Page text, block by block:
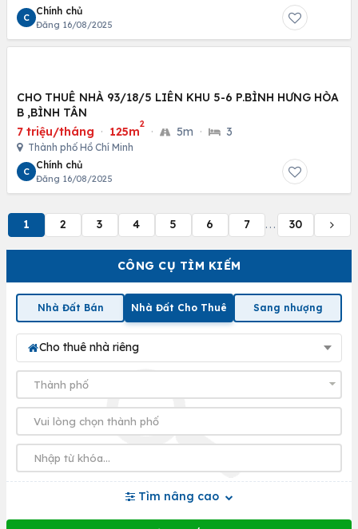
CÔNG CỤ TÌM KIẾM
Nhà Đất Bán Nhà Đất Cho Thuê Sang nhượng
Cho thuê nhà riêng
Tìm nâng cao
C
Chính chủ
Đăng 16/08/2025
CHO THUÊ NHÀ 93/18/5 LIÊN KHU 5-6 P.BÌNH HƯNG HÒA
B ,BÌNH TÂN
7 triệu/tháng · 125m
2
· 5m · 3
Thành phố Hồ Chí Minh
C
Chính chủ
Đăng 16/08/2025
1 2 3 4 5 6 7 ... 30